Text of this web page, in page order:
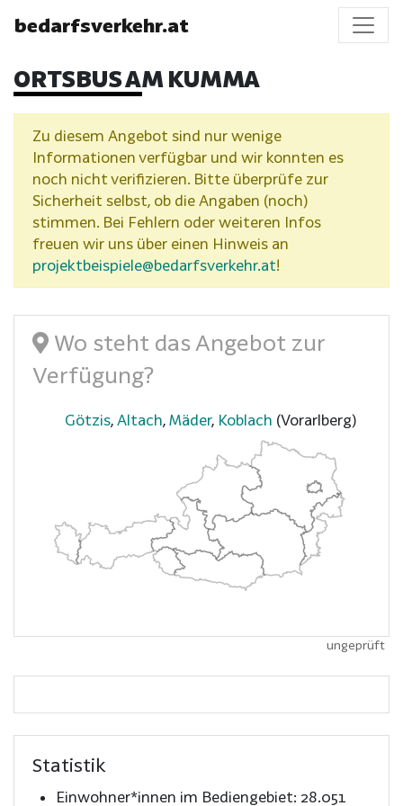
bedarfsverkehr.at
ORTSBUS AM KUMMA
Zu diesem Angebot sind nur wenige
Informationen verfügbar und wir konnten es
noch nicht verifizieren. Bitte überprüfe zur
Sicherheit selbst, ob die Angaben (noch)
stimmen. Bei Fehlern oder weiteren Infos
freuen wir uns über einen Hinweis an
projektbeispiele@bedarfsverkehr.at!
Wo steht das Angebot zur
Verfügung?
Götzis, Altach, Mäder, Koblach (Vorarlberg)
ungeprüft
Statistik
Einwohner*innen im Bediengebiet: 28.051